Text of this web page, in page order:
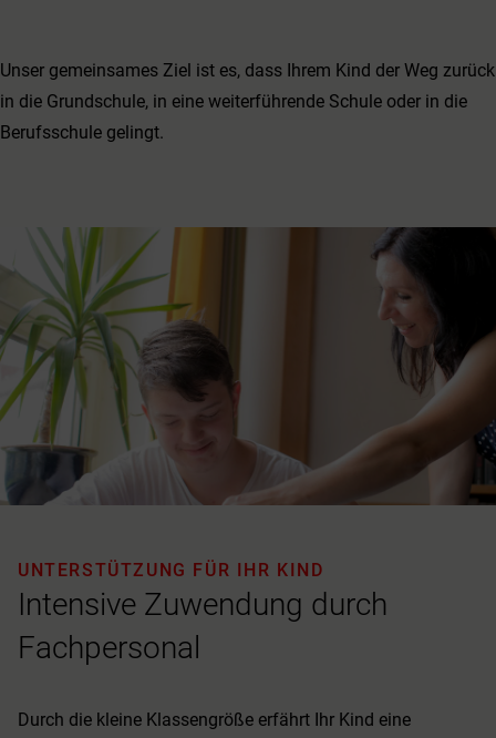
Unser gemeinsames Ziel ist es, dass Ihrem Kind der Weg zurück
in die Grundschule, in eine weiterführende Schule oder in die
Berufsschule gelingt.
Intensive Zuwendung durch
Fachpersonal
UNTERSTÜTZUNG FÜR IHR KIND
Durch die kleine Klassengröße erfährt Ihr Kind eine